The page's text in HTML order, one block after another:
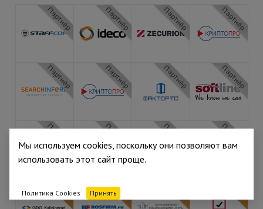
Партнёр Партнёр Партнёр Партнёр
Партнёр Партнёр Партнёр Партнёр
Партнёр Партнёр Партнёр Партнёр
Медиа Медиа
Мы используем cookies, поскольку они позволяют вам
использовать этот сайт проще.
Политика Cookies Принять